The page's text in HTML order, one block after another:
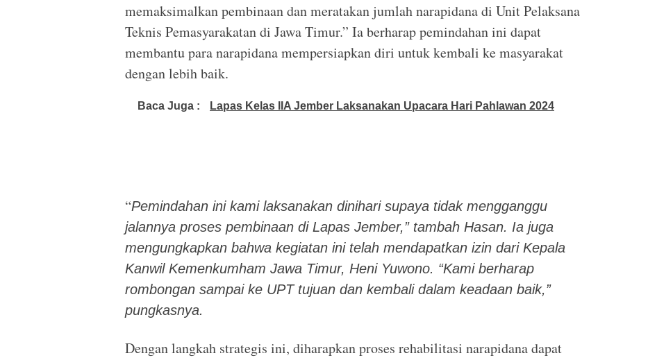
memaksimalkan pembinaan dan meratakan jumlah narapidana di Unit Pelaksana
Teknis Pemasyarakatan di Jawa Timur.” Ia berharap pemindahan ini dapat
membantu para narapidana mempersiapkan diri untuk kembali ke masyarakat
dengan lebih baik.
Baca Juga : Lapas Kelas IIA Jember Laksanakan Upacara Hari Pahlawan 2024
“Pemindahan ini kami laksanakan dinihari supaya tidak mengganggu
jalannya proses pembinaan di Lapas Jember,” tambah Hasan. Ia juga
mengungkapkan bahwa kegiatan ini telah mendapatkan izin dari Kepala
Kanwil Kemenkumham Jawa Timur, Heni Yuwono. “Kami berharap
rombongan sampai ke UPT tujuan dan kembali dalam keadaan baik,”
pungkasnya.
Dengan langkah strategis ini, diharapkan proses rehabilitasi narapidana dapat